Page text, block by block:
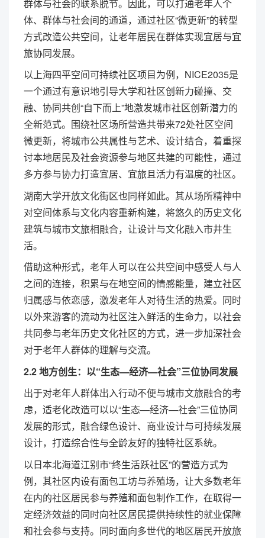
群体与社会的联系脱节。因此，可以打通老年人个
体、群体与社会间的通道，通过社区“微更新”的转型
方式改造公共空间，让老年居民在群体实现宜居与宜
旅协同发展。
以上海四平空间可持续社区项目为例，NICE2035是
一个通过有意识地引导大学和社区创新力碰撞、交
融、协同共创“自下而上”地激发城市社区创新潜力的
全新范式。围绕社区场所营造共带来72处社区空间
微更新，将城市公共属性与艺术、设计结合，着重探
讨本地居民及社会资源参与地区共建的可能性，通过
多方参与协力打造宜居、宜旅且活力有温度的社区。
湖南大学开放文化街区也同样如此。其从场所精神中
对空间体系与文化内容重新构建，将悠久的历史文化
建筑与城市文旅相融合，让设计与文化融入市井生
活。
借助这种形式，老年人可以在公共空间中感受人与人
之间的连接，积累与在地空间的情感能量，建立社区
归属感与依恋感，激发老年人对待生活的热爱。同时
以外来游客的流动为社区注入鲜活的生命力，以社会
共同参与老年历史文化社区的方式，进一步加深社会
对于老年人群体的理解与交流。
2.2 地方创生：以“生态—经济—社会”三位协同发展
出于对老年人群体出入行动不便与城市文旅融合的考
虑，适老化改造可以以“生态—经济—社会”三位协同
发展的形式，融合绿色设计、商业设计与可持续发展
设计，打造综合性与全龄友好的独特社区系统。
以日本北海道江别市“终生活跃社区”的营造方式为
例，其社区内设有面包工坊与养殖场，让大多数老年
在内的社区居民参与养殖和面包制作工作，在取得一
定经济效益的同时向社区居民提供持续性的就业保障
和社会参与支持。同时面向多世代的地区居民开放旅